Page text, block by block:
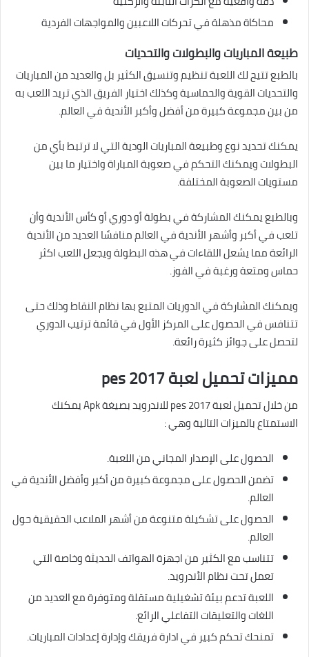
محاكاة مذهلة في تحركات اللاعبين والمواجهات الفردية
طبيعة المباريات والبطولات والتحديات
بالطبع تتيح لك اللعبة تنظيم وتنسيق الكثير بل والعديد من المباريات
والتحديات القوية والحماسية وكذلك اختيار الفريق الذي تريد اللعب به
من بين مجموعة كبيرة من أفضل وأكبر الأندية في العالم.
يمكنك تحديد نوع وطبيعة المباريات الودية التي لا ترتبط بأي من
البطولات ويمكنك التحكم في صعوبة المباراة واختيار ما بين
مستويات الصعوبة المختلفة.
وبالطبع يمكنك المشاركة في بطولة أو دوري أو كأس الأندية وأن
تلعب في أكبر وأشهر الأندية في العالم منافسًا العديد من الأندية
الرائعة مما يشعل اللقاءات في هذه البطولة ويجعل اللعب اكثر
حماس ومتعة ورغبة في الفوز.
ويمكنك المشاركة في الدوريات المتبع بها نظام النقاط وذلك حتى
تتنافس في الحصول على المركز الأول في قائمة ترتيب الدوري
لتحصل على جوائز كثيرة رائعة.
مميزات تحميل لعبة pes 2017
من خلال تحميل لعبة pes 2017 للاندرويد بصيغة Apk يمكنك
الاستمتاع بالميزات التالية وهي :
الحصول على الإصدار المجاني من اللعبة.
تضمن الحصول على مجموعة كبيرة من أكبر وأفضل الأندية في
العالم.
الحصول على تشكيلة متنوعة من أشهر الملاعب الحقيقية حول
العالم.
تتناسب مع الكثير من اجهزة الهواتف الحديثة وخاصة التي
تعمل تحت نظام الأندرويد.
اللعبة تدعم بيئة تشغيلية مستقلة ومتوفرة مع العديد من
اللغات والتعليقات التفاعلي الرائع.
تمنحك تحكم كبير في ادارة فريقك وإدارة إعدادات المباريات.